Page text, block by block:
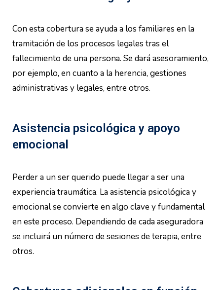
Con esta cobertura se ayuda a los familiares en la
tramitación de los procesos legales tras el
fallecimiento de una persona. Se dará asesoramiento,
por ejemplo, en cuanto a la herencia, gestiones
administrativas y legales, entre otros.
Asistencia psicológica y apoyo
emocional
Perder a un ser querido puede llegar a ser una
experiencia traumática. La asistencia psicológica y
emocional se convierte en algo clave y fundamental
en este proceso. Dependiendo de cada aseguradora
se incluirá un número de sesiones de terapia, entre
otros.